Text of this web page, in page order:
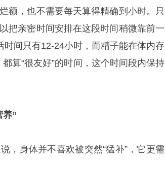
额，也不需要每天算得精确到小时。只
把亲密时间安排在这段时间稍微靠前一
时间只有12-24小时，而精子能在体内存
算“很友好”的时间，这个时间段内保持
养”
，身体并不喜欢被突然“猛补”，它更需